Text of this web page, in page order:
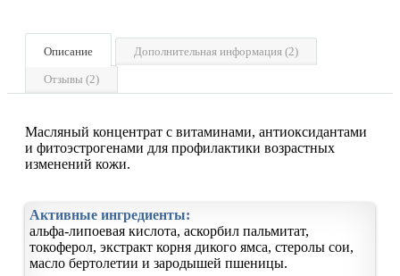
Описание Дополнительная информация (2)
Отзывы (2)
Масляный концентрат с витаминами, антиоксидантами
и фитоэстрогенами для профилактики возрастных
изменений кожи.
Активные ингредиенты:
альфа-липоевая кислота, аскорбил пальмитат,
токоферол, экстракт корня дикого ямса, стеролы сои,
масло бертолетии и зародышей пшеницы.